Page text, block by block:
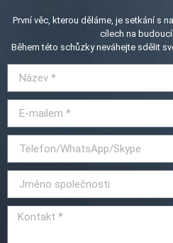
První věc, kterou děláme, je setkání s
cílech na
Během této schůzky neváhejte sdělit